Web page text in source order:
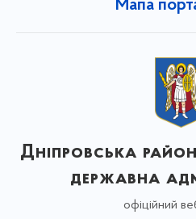
Мапа
Дніпровська
державна
офіційний